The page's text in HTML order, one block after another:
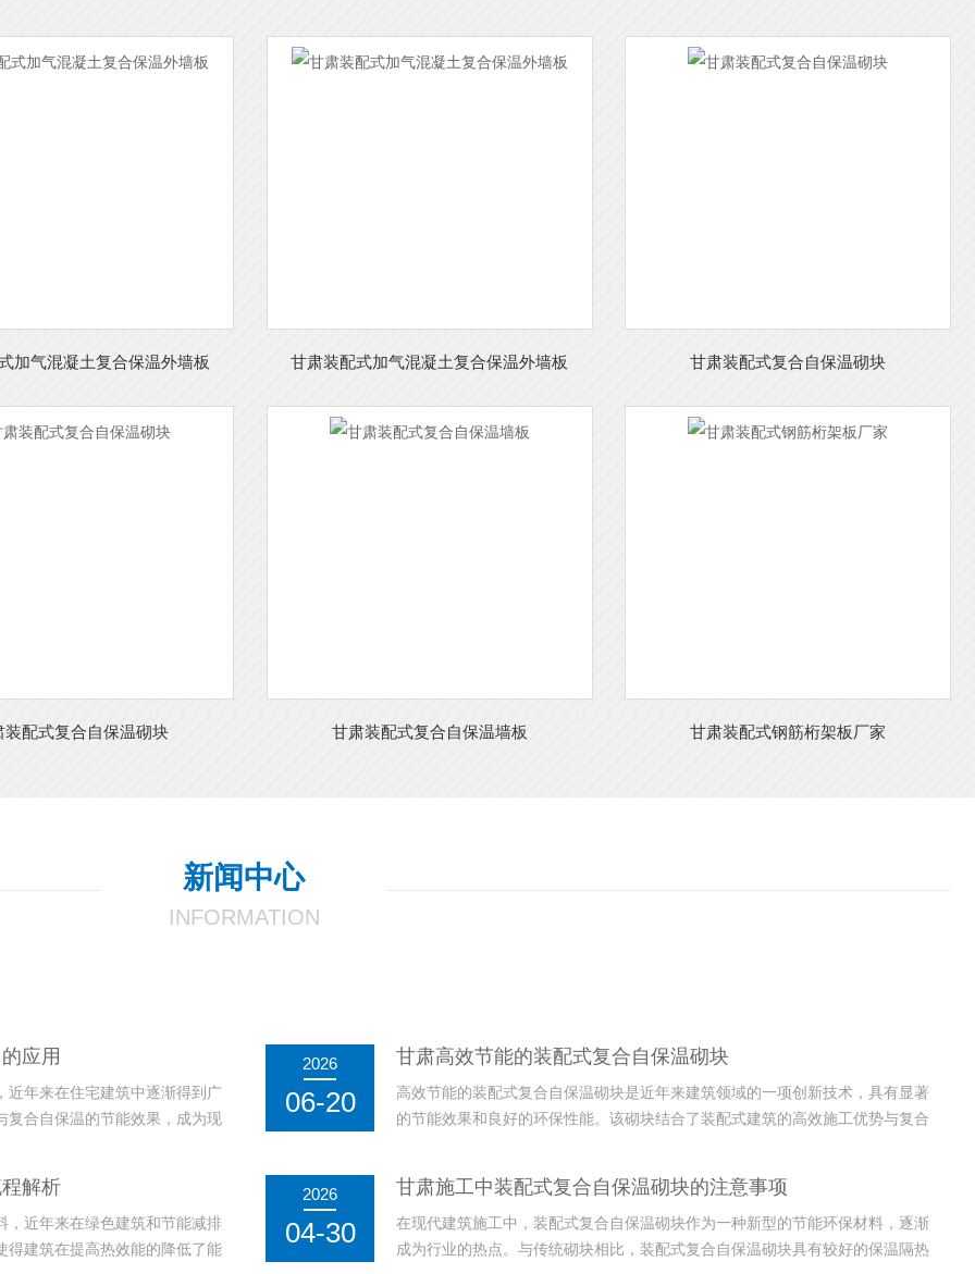
加气混凝土复合保温外墙板 甘肃装配式加气混凝土复合保温外墙板 甘肃装配式复合自保温砌块
装配式复合自保温砌块 甘肃装配式复合自保温墙板 甘肃装配式钢筋桁架板厂家
新闻中心
INFORMATION
应用
近年来在住宅建筑中逐渐得到广
复合自保温的节能效果，成为现
2026
06-20
甘肃高效节能的装配式复合自保温砌块
高效节能的装配式复合自保温砌块是近年来建筑领域的一项创新技术，具有显著
的节能效果和良好的环保性能。该砌块结合了装配式建筑的高效施工优势与复合
用，还能在寒冷或炎热的...
解析
，近年来在绿色建筑和节能减排
得建筑在提高热效能的降低了能
2026
04-30
甘肃施工中装配式复合自保温砌块的注意事项
在现代建筑施工中，装配式复合自保温砌块作为一种新型的节能环保材料，逐渐
成为行业的热点。与传统砌块相比，装配式复合自保温砌块具有较好的保温隔热